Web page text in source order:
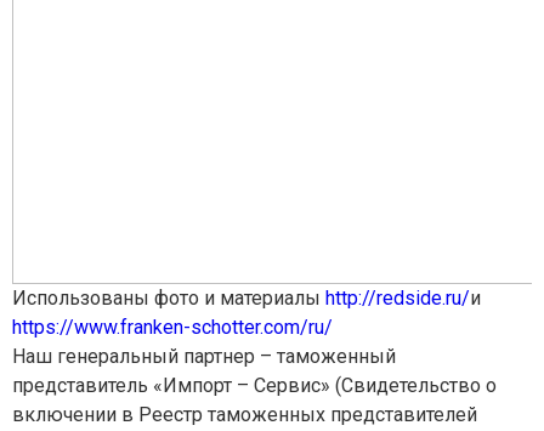
Использованы фото и материалы http://redside.ru/и
https://www.franken-schotter.com/ru/
Наш генеральный партнер – таможенный
представитель «Импорт – Сервис» (Свидетельство о
включении в Реестр таможенных представителей